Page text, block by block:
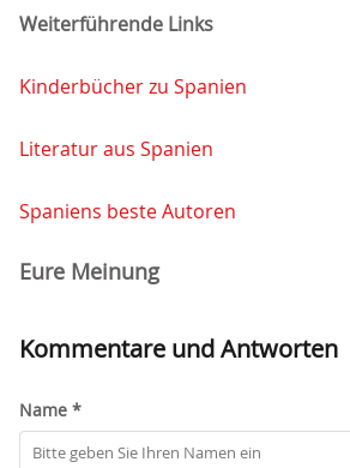
Weiterführende Links
Kinderbücher zu Spanien
Literatur aus Spanien
Spaniens beste Autoren
Eure Meinung
Kommentare und Antworten
Name *